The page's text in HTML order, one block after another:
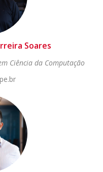
Soares
Ciência da Computação